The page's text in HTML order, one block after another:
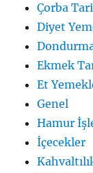
Çorba
Diyet
Ekmek
Et
Genel
Hamur
İçecekler